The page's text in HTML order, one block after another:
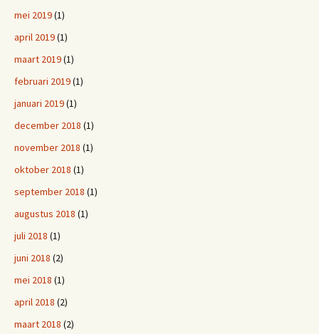
mei 2019(1)
april 2019(1)
maart 2019(1)
februari 2019(1)
januari 2019(1)
december 2018 (1)
november 2018 (1)
oktober 2018 (1)
september 2018 (1)
augustus 2018 (1)
juli 2018 (1)
juni 2018 (2)
mei 2018 (1)
april 2018 (2)
maart 2018 (2)